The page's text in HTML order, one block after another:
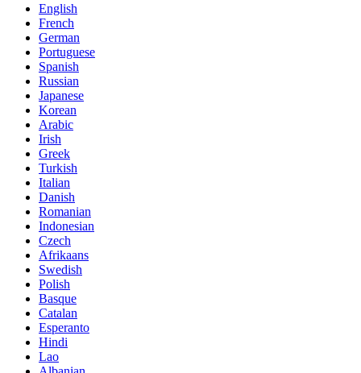
English
French
German
Portuguese
Spanish
Russian
Japanese
Korean
Arabic
Irish
Greek
Turkish
Italian
Danish
Romanian
Indonesian
Czech
Afrikaans
Swedish
Polish
Basque
Catalan
Esperanto
Hindi
Lao